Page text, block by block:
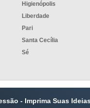
Higienópolis
Liberdade
Pari
Santa Cecília
Sé
- Imprima Suas